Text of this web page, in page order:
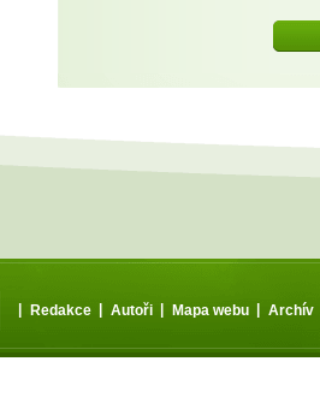
| Redakce | Autoři | Mapa webu | Archív